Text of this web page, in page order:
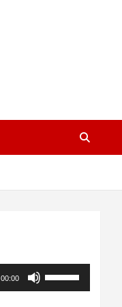
00:00